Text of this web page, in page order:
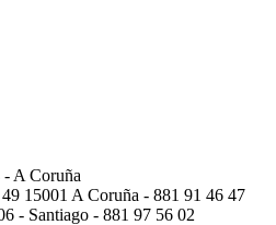
A Coruña
15001 A Coruña - 881 91 46 47
- Santiago - 881 97 56 02